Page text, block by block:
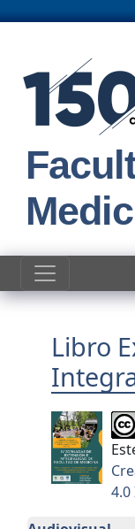
Unidad de
Libro